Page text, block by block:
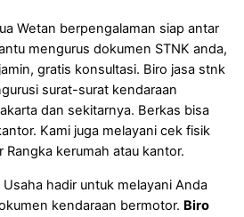
Wetan berpengalaman siap antar
mengurus dokumen STNK anda,
gratis konsultasi. Biro jasa stnk
surat-surat kendaraan
dan sekitarnya. Berkas bisa
Kami juga melayani cek fisik
kerumah atau kantor.
hadir untuk melayani Anda
kendaraan bermotor. Biro